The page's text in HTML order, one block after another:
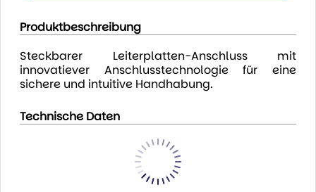
Produktbeschreibung
Steckbarer Leiterplatten-Anschluss mit
innovatiever Anschlusstechnologie für eine
sichere und intuitive Handhabung.
Technische Daten